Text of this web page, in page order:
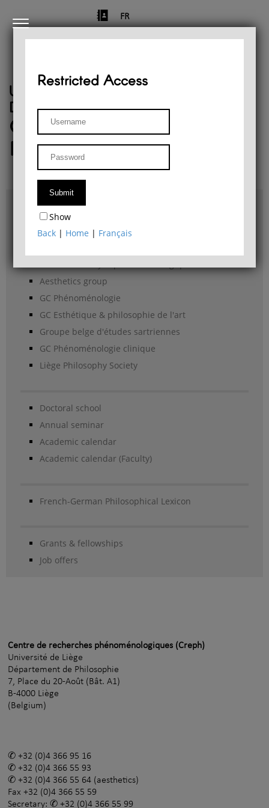
FR
University of Liège
Départment of Philosophy
Center for Phenomenological
Research
Access & maps
Philosophy Department Library
Aesthetics group
GC Phénoménologie
GC Esthétique & philosophie de l'art
Groupe belge d'études sartriennes
GC Phénoménologie clinique
Liège Philosophy Society
Doctoral school
Annual seminar
Academic calendar
Academic calendar (Faculty)
French-German Philosophical Lexicon
Grants & fellowships
Job offers
Restricted Access
Show
Back | Home | Français
Centre de recherches phénoménologiques (Creph)
Université de Liège
Département de Philosophie
7, Place du 20-Août (Bât. A1)
B-4000 Liège
(Belgium)
+32 (0)4 366 95 16
+32 (0)4 366 55 93
+32 (0)4 366 55 64 (aesthetics)
Fax +32 (0)4 366 55 59
Secretary:
+32 (0)4 366 55 99